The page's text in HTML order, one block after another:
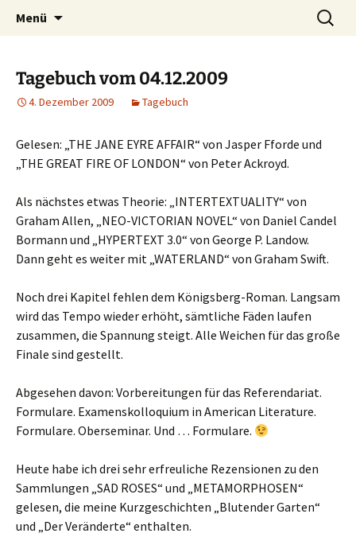
Timo Bader
Willkommen im Reich der Geschichten
Menü
Tagebuch vom 04.12.2009
4. Dezember 2009 Tagebuch
Gelesen: „THE JANE EYRE AFFAIR“ von Jasper Fforde und
„THE GREAT FIRE OF LONDON“ von Peter Ackroyd.
Als nächstes etwas Theorie: „INTERTEXTUALITY“ von
Graham Allen, „NEO-VICTORIAN NOVEL“ von Daniel Candel
Bormann und „HYPERTEXT 3.0“ von George P. Landow.
Dann geht es weiter mit „WATERLAND“ von Graham Swift.
Noch drei Kapitel fehlen dem Königsberg-Roman. Langsam
wird das Tempo wieder erhöht, sämtliche Fäden laufen
zusammen, die Spannung steigt. Alle Weichen für das große
Finale sind gestellt.
Abgesehen davon: Vorbereitungen für das Referendariat.
Formulare. Examenskolloquium in American Literature.
Formulare. Oberseminar. Und … Formulare.
Heute habe ich drei sehr erfreuliche Rezensionen zu den
Sammlungen „SAD ROSES“ und „METAMORPHOSEN“
gelesen, die meine Kurzgeschichten „Blutender Garten“
und „Der Veränderte“ enthalten.